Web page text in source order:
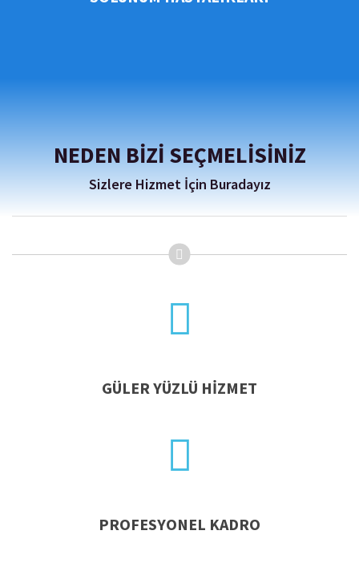
NEDEN BIZI SEÇMELISINIZ
Sizlere Hizmet İçin Buradayız
GÜLER YÜZLÜ HIZMET
PROFESYONEL KADRO